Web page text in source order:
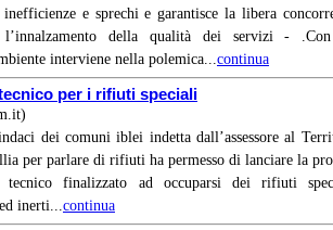
e sprechi e garantisce la libera
della qualità dei servizi - .Con
interviene nella polemica...continua
per i rifiuti speciali
dei comuni iblei indetta dall’assessore al
per parlare di rifiuti ha permesso di lanciare la
finalizzato ad occuparsi dei rifiuti
inerti...continua